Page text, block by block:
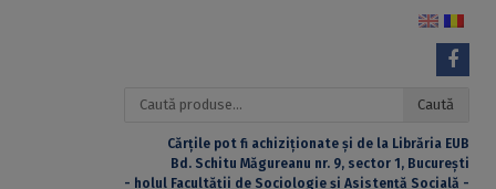
Caută
Caută
Cărțile pot fi achiziționate și de la Librăria EUB
Bd. Schitu Măgureanu nr. 9, sector 1, București
- holul Facultății de Sociologie și Asistență Socială -